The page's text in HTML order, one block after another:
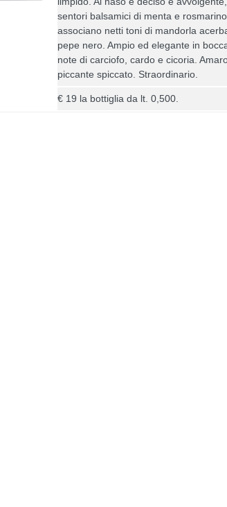
sentori balsamici di menta e
associano netti toni di mandorla
pepe nero. Ampio ed elegante in
note di carciofo, cardo e cicoria.
piccante spiccato. Straordinario.
€ 19 la bottiglia da lt. 0,500.